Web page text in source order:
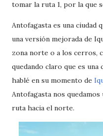
tomar la ruta 1, por la que
Antofagasta es una ciudad
una versión mejorada de
zona norte o a los cerros,
quedando claro que es
hablé en su momento de
Antofagasta nos
ruta hacia el norte.